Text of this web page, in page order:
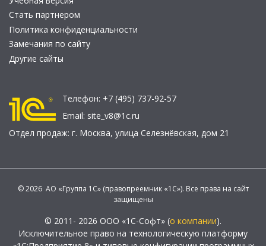
Стать партнером
Политика конфиденциальности
Замечания по сайту
Другие сайты
Телефон: +7 (495) 737-92-57
Email: site_v8@1c.ru
Отдел продаж: г. Москва, улица Селезнёвская, дом 21
© 2026 АО «Группа 1С» (правопреемник «1С»). Все права на сайт
защищены
© 2011- 2026 ООО «1С-Софт» (о компании).
Исключительное право на технологическую платформу